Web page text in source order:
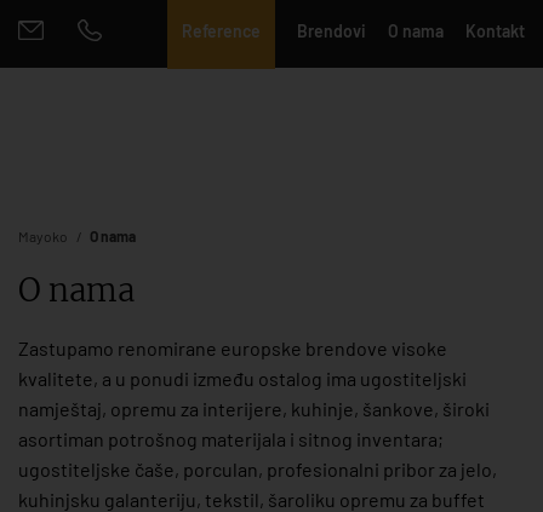
Reference Brendovi O nama Kontakt
Mayoko O nama
O nama
Zastupamo renomirane europske brendove visoke
kvalitete, a u ponudi između ostalog ima ugostiteljski
namještaj, opremu za interijere, kuhinje, šankove, široki
asortiman potrošnog materijala i sitnog inventara;
ugostiteljske čaše, porculan, profesionalni pribor za jelo,
kuhinjsku galanteriju, tekstil, šaroliku opremu za buffet